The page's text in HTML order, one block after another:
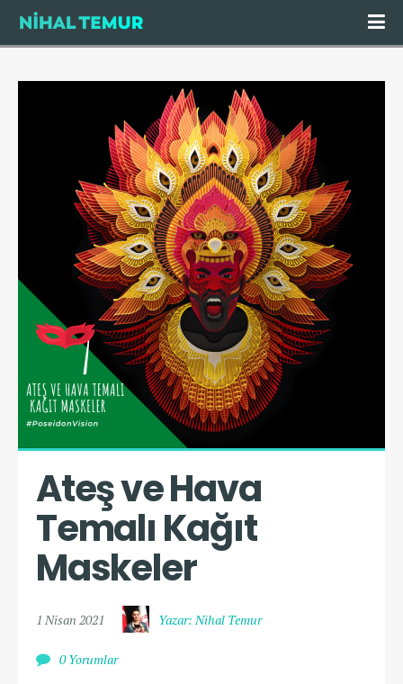
Ateş ve Hava
Temalı Kağıt
Maskeler
1 Nisan 2021 Yazar: Nihal Temur
0 Yorumlar